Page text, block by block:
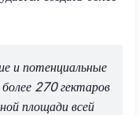
и потенциальные
270 гектаров
площади всей